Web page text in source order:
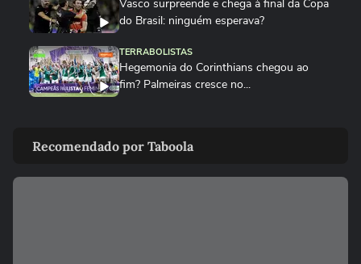
Vasco surpreende e chega à final da Copa
do Brasil: ninguém esperava?
TERRABOLISTAS
Hegemonia do Corinthians chegou ao
fim? Palmeiras cresce no...
TERRABOLISTAS
Recomendado por Taboola